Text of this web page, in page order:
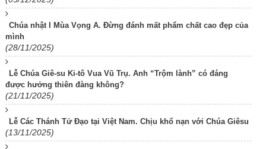
Chúa nhật I Mùa Vọng A. Đừng đánh mất phẩm chất cao đẹp của
mình
(28/11/2025)
Lễ Chúa Giê-su Ki-tô Vua Vũ Trụ. Anh “Trộm lành” có đáng
được hưởng thiên đàng không?
(21/11/2025)
Lễ Các Thánh Tử Đạo tại Việt Nam. Chịu khổ nạn với Chúa Giêsu
(13/11/2025)